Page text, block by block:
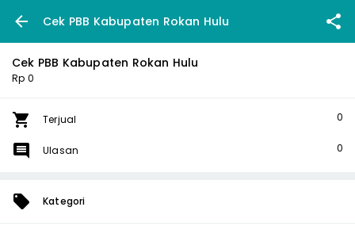
Cek PBB Kabupaten Rokan Hulu
Cek PBB Kabupaten Rokan Hulu
Rp 0
Terjual 0
Ulasan 0
Kategori